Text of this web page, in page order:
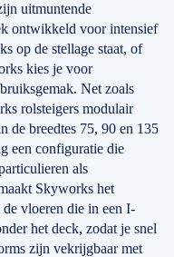
uitmuntende
ontwikkeld voor intensief
op de stellage staat, of
kies je voor
Net zoals
rolsteigers modulair
de breedtes 75, 90 en 135
een configuratie die
als
Skyworks het
vloeren die in een I-
het deck, zodat je snel
zijn vekrijgbaar met